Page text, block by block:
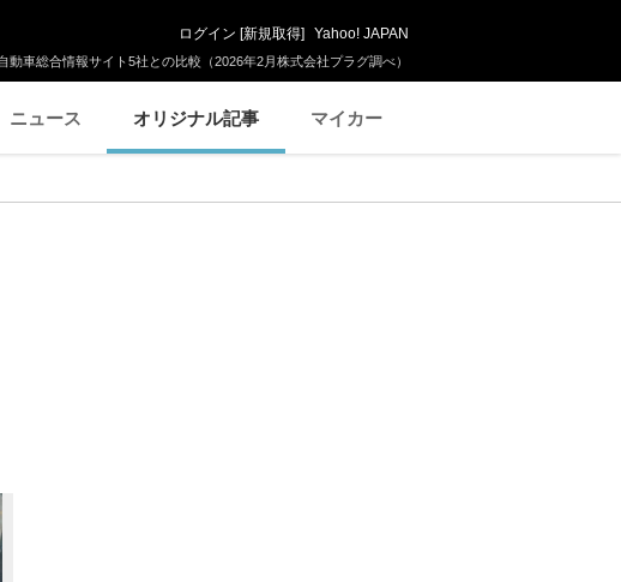
車総合情報サイト5社との比較（2026年2月株式会社プラグ調べ）
ログイン [新規取得] Yahoo! JAPAN
ニュース オリジナル記事 マイカー